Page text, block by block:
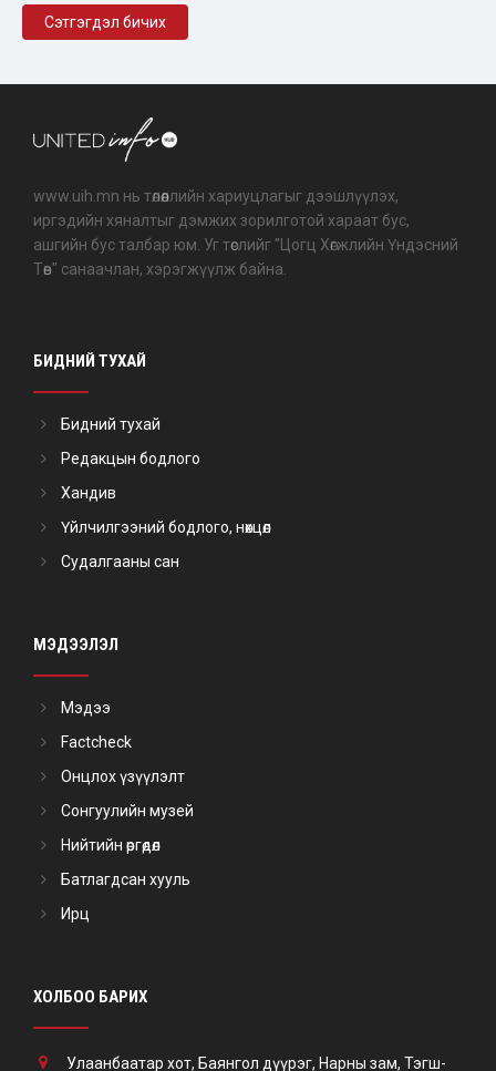
www.uih.mn нь төлөөллийн хариуцлагыг дээшлүүлэх,
иргэдийн хяналтыг дэмжих зорилготой хараат бус,
ашгийн бус талбар юм. Уг төслийг "Цогц Хөгжлийн Үндэсний
Төв" санаачлан, хэрэгжүүлж байна.
БИДНИЙ ТУХАЙ
Бидний тухай
Редакцын бодлого
Хандив
Үйлчилгээний бодлого, нөхцөл
Судалгааны сан
МЭДЭЭЛЭЛ
Мэдээ
Factcheck
Онцлох үзүүлэлт
Сонгуулийн музей
Нийтийн өргөдөл
Батлагдсан хууль
Ирц
ХОЛБОО БАРИХ
Улаанбаатар хот, Баянгол дүүрэг, Нарны зам, Тэгш-